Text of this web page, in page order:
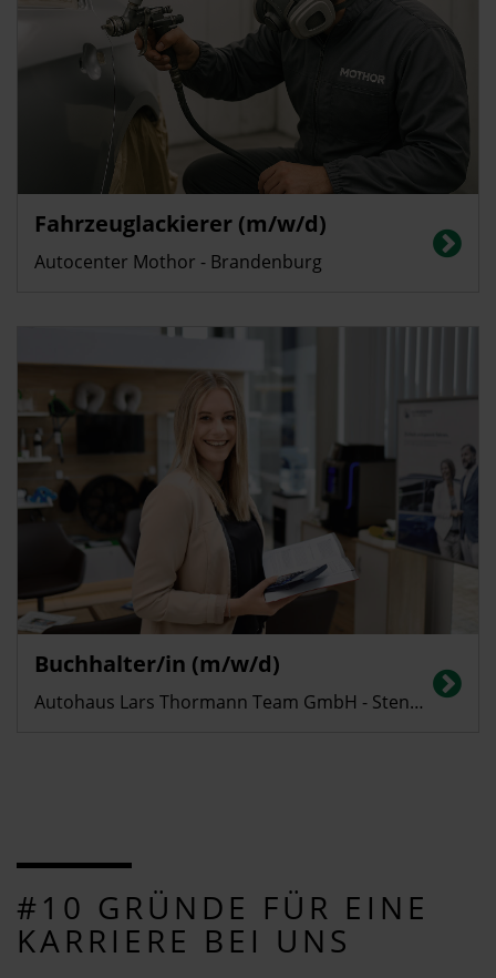
Fahrzeuglackierer (m/w/d)
Autocenter Mothor - Brandenburg
Buchhalter/in (m/w/d)
Autohaus Lars Thormann Team GmbH - Stendal
#10 GRÜNDE FÜR EINE
KARRIERE BEI UNS